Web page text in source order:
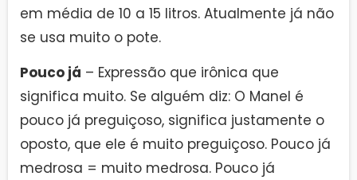
em média de 10 a 15 litros. Atualmente já não
se usa muito o pote.
Pouco já – Expressão que irônica que
significa muito. Se alguém diz: O Manel é
pouco já preguiçoso, significa justamente o
oposto, que ele é muito preguiçoso. Pouco já
medrosa = muito medrosa. Pouco já